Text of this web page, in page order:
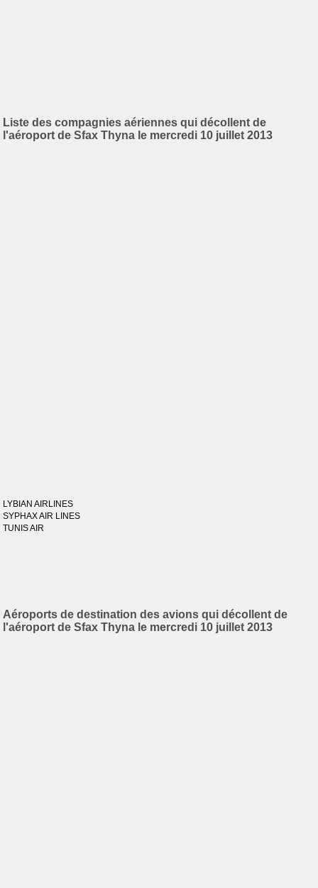
Liste des compagnies aériennes qui décollent de
l'aéroport de Sfax Thyna le mercredi 10 juillet 2013
LYBIAN AIRLINES
SYPHAX AIR LINES
TUNIS AIR
Aéroports de destination des avions qui décollent de
l'aéroport de Sfax Thyna le mercredi 10 juillet 2013